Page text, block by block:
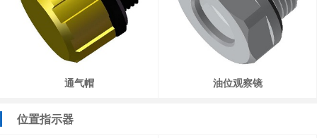
通气帽 油位观察镜
位置指示器